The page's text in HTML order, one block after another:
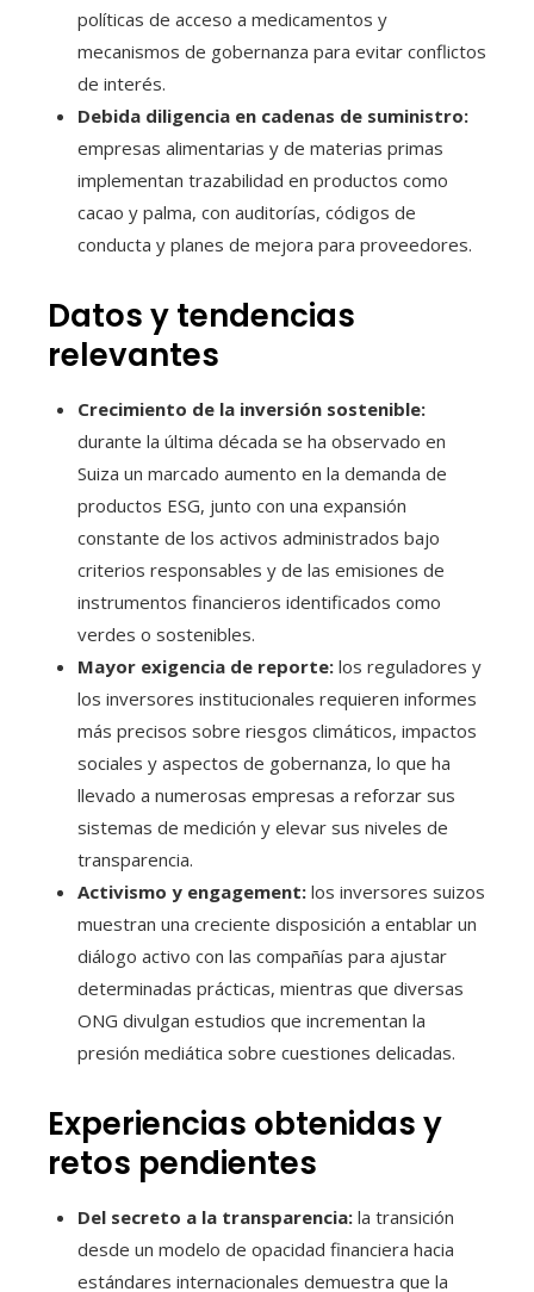
políticas de acceso a medicamentos y
mecanismos de gobernanza para evitar conflictos
de interés.
Debida diligencia en cadenas de suministro:
empresas alimentarias y de materias primas
implementan trazabilidad en productos como
cacao y palma, con auditorías, códigos de
conducta y planes de mejora para proveedores.
Datos y tendencias
relevantes
Crecimiento de la inversión sostenible:
durante la última década se ha observado en
Suiza un marcado aumento en la demanda de
productos ESG, junto con una expansión
constante de los activos administrados bajo
criterios responsables y de las emisiones de
instrumentos financieros identificados como
verdes o sostenibles.
Mayor exigencia de reporte: los reguladores y
los inversores institucionales requieren informes
más precisos sobre riesgos climáticos, impactos
sociales y aspectos de gobernanza, lo que ha
llevado a numerosas empresas a reforzar sus
sistemas de medición y elevar sus niveles de
transparencia.
Activismo y engagement: los inversores suizos
muestran una creciente disposición a entablar un
diálogo activo con las compañías para ajustar
determinadas prácticas, mientras que diversas
ONG divulgan estudios que incrementan la
presión mediática sobre cuestiones delicadas.
Experiencias obtenidas y
retos pendientes
Del secreto a la transparencia: la transición
desde un modelo de opacidad financiera hacia
estándares internacionales demuestra que la